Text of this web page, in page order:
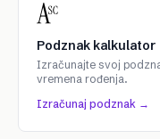
Podznak kalkulator
Izračunajte svoj
vremena rođenja.
Izračunaj podznak →